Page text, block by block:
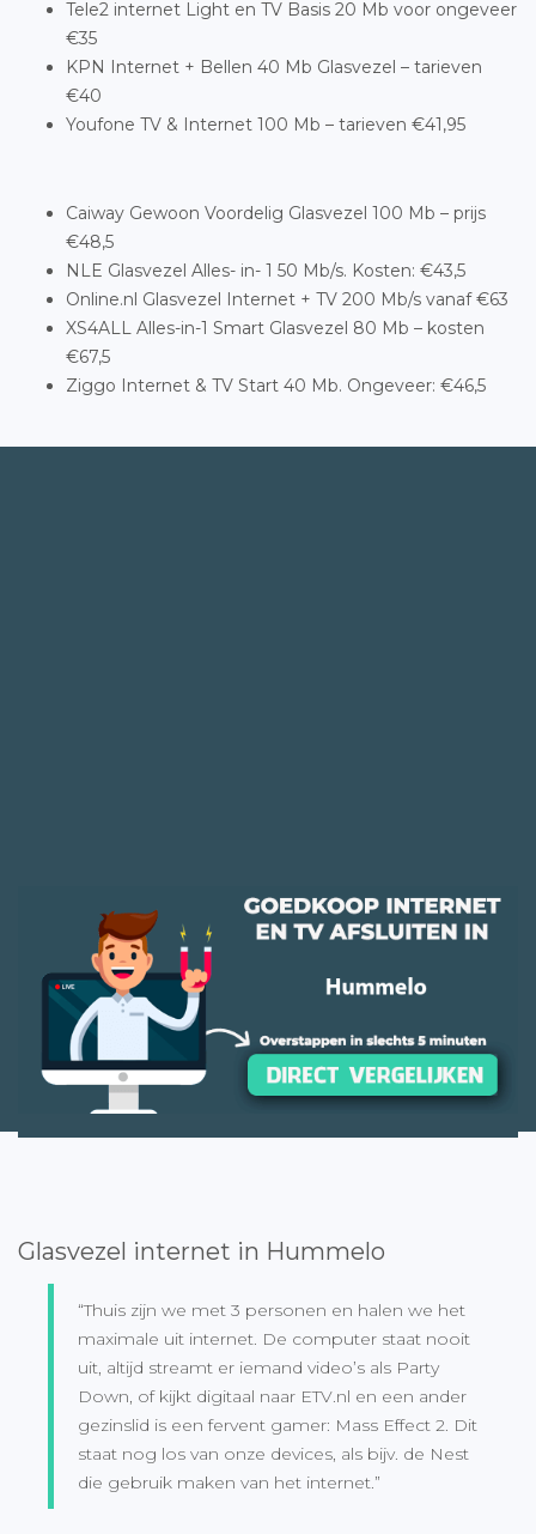
Tele2 internet Light en TV Basis 20 Mb voor ongeveer
€35
KPN Internet + Bellen 40 Mb Glasvezel – tarieven
€40
Youfone TV & Internet 100 Mb – tarieven €41,95
Caiway Gewoon Voordelig Glasvezel 100 Mb – prijs
€48,5
NLE Glasvezel Alles- in- 1 50 Mb/s. Kosten: €43,5
Online.nl Glasvezel Internet + TV 200 Mb/s vanaf €63
XS4ALL Alles-in-1 Smart Glasvezel 80 Mb – kosten
€67,5
Ziggo Internet & TV Start 40 Mb. Ongeveer: €46,5
Glasvezel internet in Hummelo
“Thuis zijn we met 3 personen en halen we het
maximale uit internet. De computer staat nooit
uit, altijd streamt er iemand video’s als Party
Down, of kijkt digitaal naar ETV.nl en een ander
gezinslid is een fervent gamer: Mass Effect 2. Dit
staat nog los van onze devices, als bijv. de Nest
die gebruik maken van het internet.”